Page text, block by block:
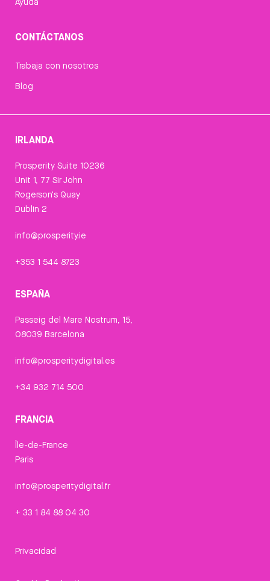
CONTÁCTANOS
Trabaja con nosotros
Blog
IRLANDA
Prosperity Suite 10236
Unit 1, 77 Sir John
Rogerson's Quay
Dublin 2
info@prosperity.ie
+353 1 544 8723
ESPAÑA
Passeig del Mare Nostrum, 15,
08039 Barcelona
info@prosperitydigital.es
+34 932 714 500
FRANCIA
Île-de-France
Paris
info@prosperitydigital.fr
+ 33 1 84 88 04 30
Privacidad